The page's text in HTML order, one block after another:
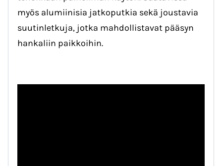
myös alumiinisia jatkoputkia sekä joustavia
suutinletkuja, jotka mahdollistavat pääsyn
hankaliin paikkoihin.